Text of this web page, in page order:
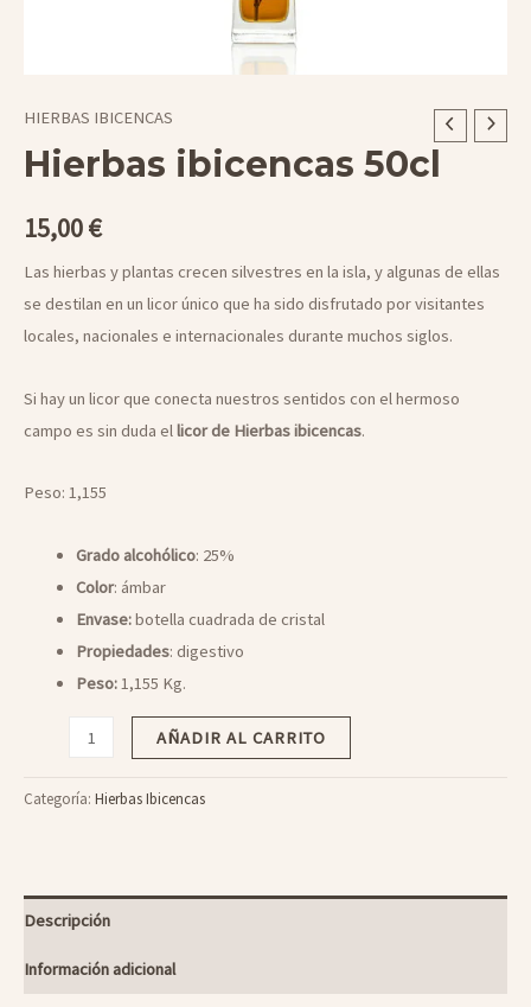
HIERBAS IBICENCAS
Hierbas ibicencas 50cl
15,00€
Las hierbas y plantas crecen silvestres en la isla, y algunas de ellas
se destilan en un licor único que ha sido disfrutado por visitantes
locales, nacionales e internacionales durante muchos siglos.
Si hay un licor que conecta nuestros sentidos con el hermoso
campo es sin duda ellicor de Hierbas ibicencas.
Peso: 1,155
Grado alcohólico: 25%
Color: ámbar
Envase:botella cuadrada de cristal
Propiedades: digestivo
Peso:1,155 Kg.
50cl
AÑADIR AL CARRITO
Categoría: Hierbas Ibicencas
Descripción
Información adicional